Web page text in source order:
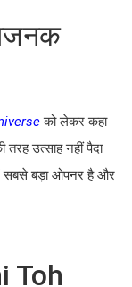
को लेकर कहा
तरह उत्साह नहीं पैदा
सबसे बड़ा ओपनर है और
Toh